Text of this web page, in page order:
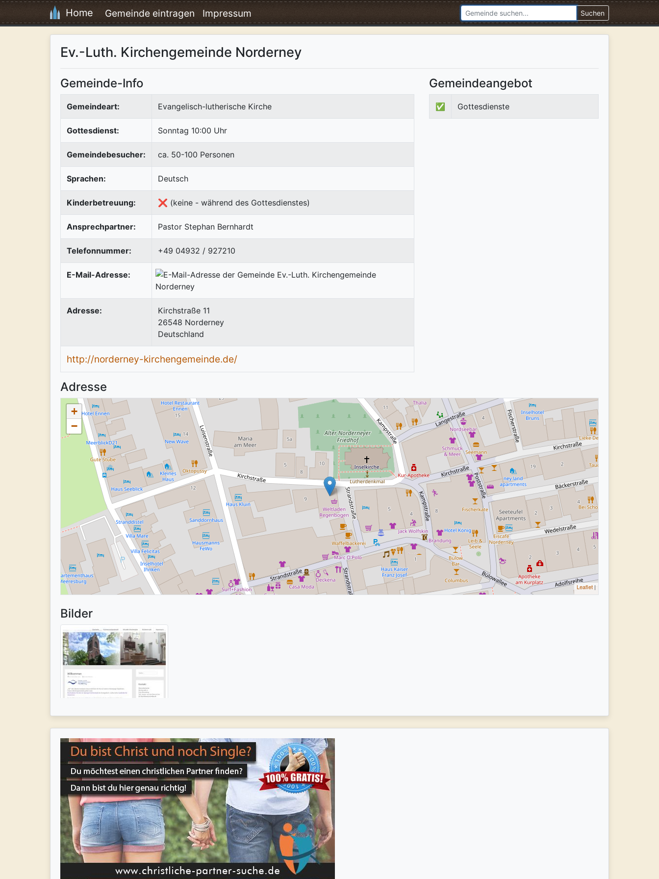
Home Gemeinde eintragen Impressum Suchen
Ev.-Luth. Kirchengemeinde Norderney
Gemeinde-Info
Gemeindeart: Evangelisch-lutherische Kirche
Gottesdienst: Sonntag 10:00 Uhr
Gemeindebesucher: ca. 50-100 Personen
Sprachen: Deutsch
Kinderbetreuung: ❌ (keine - während des Gottesdienstes)
Ansprechpartner: Pastor Stephan Bernhardt
Telefonnummer: +49 04932 / 927210
E-Mail-Adresse:
Adresse:
Kirchstraße 11
26548 Norderney
Deutschland
http://norderney-kirchengemeinde.de/
Gemeindeangebot
✅ Gottesdienste
Adresse
+
−
Leaflet |
Bilder